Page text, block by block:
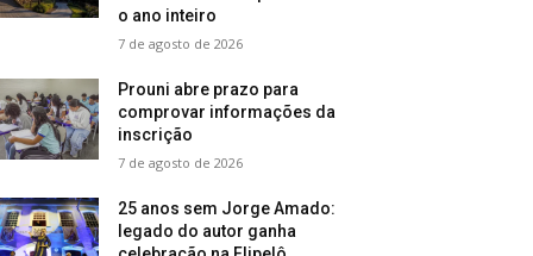
o ano inteiro
7 de agosto de 2026
Prouni abre prazo para
comprovar informações da
inscrição
7 de agosto de 2026
25 anos sem Jorge Amado:
legado do autor ganha